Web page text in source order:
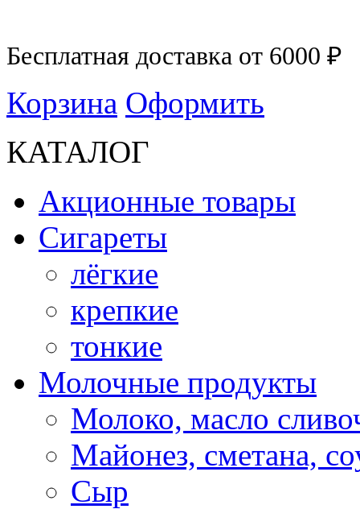
Бесплатная доставка от 6000 ₽
Корзина Оформить
КАТАЛОГ
Акционные товары
Сигареты
лёгкие
крепкие
тонкие
Молочные продукты
Молоко, масло
Майонез, сметана,
Сыр